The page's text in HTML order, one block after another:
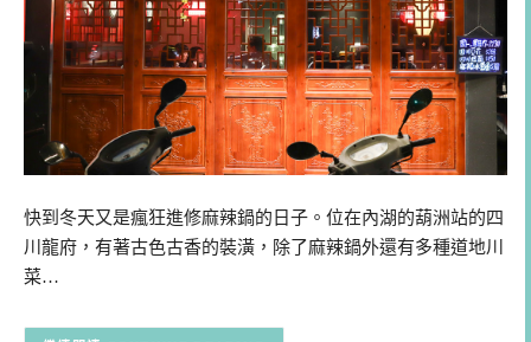
快到冬天又是瘋狂進修麻辣鍋的日子。位在內湖的葫洲站的四
川龍府，有著古色古香的裝潢，除了麻辣鍋外還有多種道地川
菜…